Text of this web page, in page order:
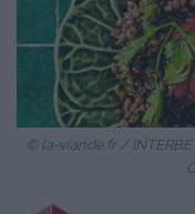
© la-viande.fr /